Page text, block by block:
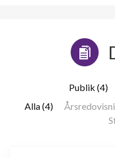
Publik (4)
Alla (4)